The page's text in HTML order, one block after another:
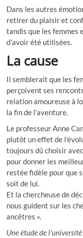
Dans les autres
retirer du plaisir et
tandis que les femmes
d’avoir été utilisées.
La cause
Il semblerait que les
perçoivent ses
relation amoureuse à
la fin de l’aventure.
Le professeur Anne
plutôt un effet de
toujours dû choisir
pour donner les
restée fidèle pour que
soit de lui.
Et la chercheuse de
nous guident sur les
ancêtres ».
Une étude de